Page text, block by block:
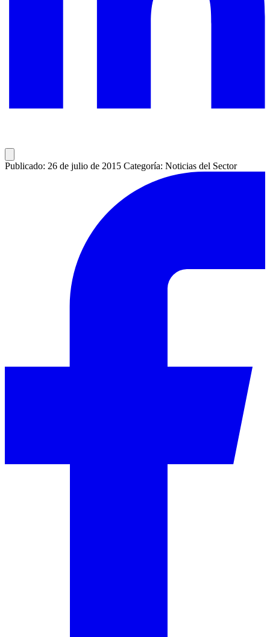
Publicado: 26 de julio de 2015 Categoría: Noticias del Sector